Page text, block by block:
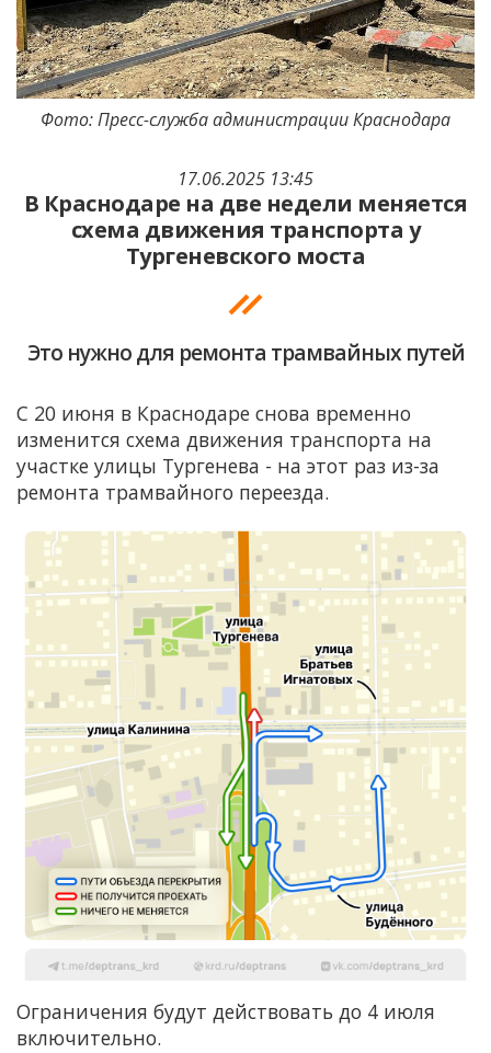
17.06.2025 13:45
В Краснодаре на две недели меняется
схема движения транспорта у
Тургеневского моста
Это нужно для ремонта трамвайных путей
Фото: Пресс-служба администрации Краснодара
С 20 июня в Краснодаре снова временно
изменится схема движения транспорта на
участке улицы Тургенева - на этот раз из-за
ремонта трамвайного переезда.
Ограничения будут действовать до 4 июля
включительно.